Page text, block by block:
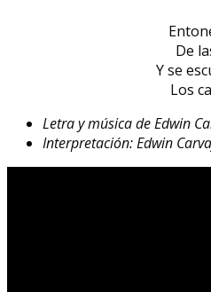
De
Y se
Los
Letra y música de Edwin
Interpretación: Edwin